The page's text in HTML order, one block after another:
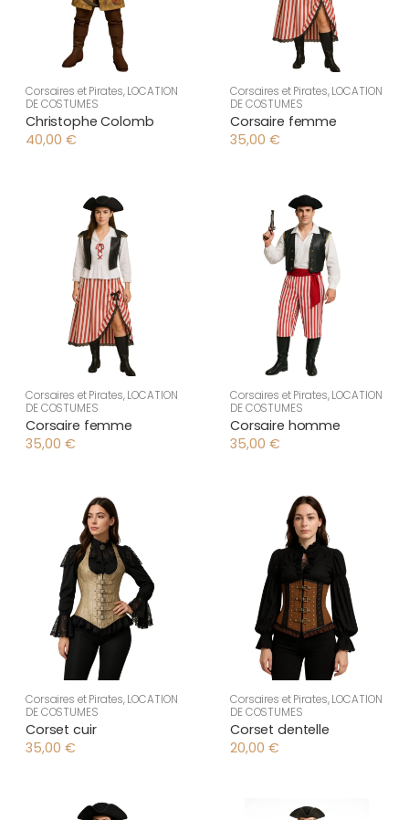
Corsaires et Pirates,LOCATION
DE COSTUMES
Christophe Colomb
40,00 €
Corsaires et Pirates,LOCATION
DE COSTUMES
Corsaire femme
35,00 €
Corsaires et Pirates,LOCATION
DE COSTUMES
Corsaire femme
35,00 €
Corsaires et Pirates,LOCATION
DE COSTUMES
Corsaire homme
35,00 €
Corsaires et Pirates,LOCATION
DE COSTUMES
Corset cuir
35,00 €
Corsaires et Pirates,LOCATION
DE COSTUMES
Corset dentelle
20,00 €